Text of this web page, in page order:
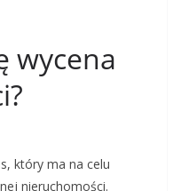
wycena
który ma na celu
nieruchomości.